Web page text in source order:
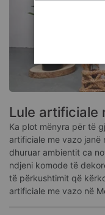
Lule artificiale
Ka plot mënyra për të
artificiale me vazo
dhuruar ambientit ca
ndjeni komode të
të përkushtimit që
artificiale me vazo në